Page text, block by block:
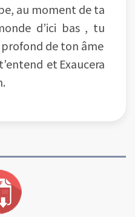
au moment de ta
d’ici bas , tu
profond de ton âme
et Exaucera